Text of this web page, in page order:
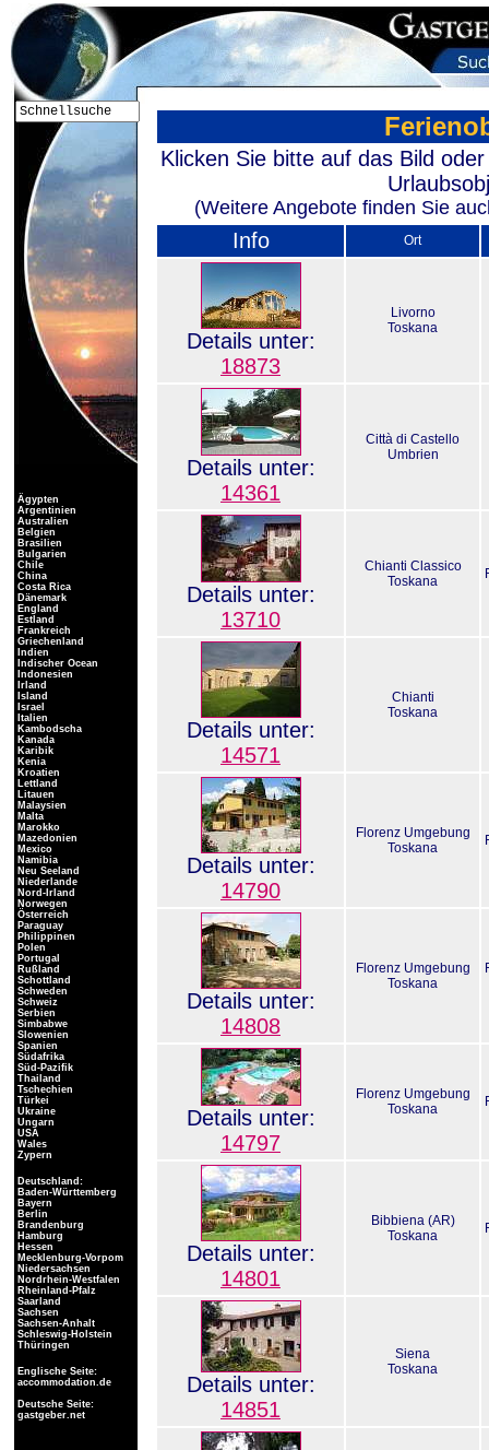
Klicken Sie bitte auf das Bild
(Weitere Angebote finden Sie
Info Ort
Details unter:
18873
Livorno
Toskana
Details unter:
14361
Città di Castello
Umbrien
Details unter:
13710
Chianti Classico
Toskana
Details unter:
14571
Chianti
Toskana
Details unter:
14790
Florenz Umgebung
Toskana
Details unter:
14808
Florenz Umgebung
Toskana
Details unter:
14797
Florenz Umgebung
Toskana
Details unter:
14801
Bibbiena (AR)
Toskana
Details unter:
14851
Siena
Toskana
Ägypten
Argentinien
Australien
Belgien
Brasilien
Bulgarien
Chile
China
Costa Rica
Dänemark
England
Estland
Frankreich
Griechenland
Indien
Indischer Ocean
Indonesien
Irland
Island
Israel
Italien
Kambodscha
Kanada
Karibik
Kenia
Kroatien
Lettland
Litauen
Malaysien
Malta
Marokko
Mazedonien
Mexico
Namibia
Neu Seeland
Niederlande
Nord-Irland
Norwegen
Österreich
Paraguay
Philippinen
Polen
Portugal
Rußland
Schottland
Schweden
Schweiz
Serbien
Simbabwe
Slowenien
Spanien
Südafrika
Süd-Pazifik
Thailand
Tschechien
Türkei
Ukraine
Ungarn
USA
Wales
Zypern
Deutschland:
Baden-Württemberg
Bayern
Berlin
Brandenburg
Hamburg
Hessen
Mecklenburg-Vorpom
Niedersachsen
Nordrhein-Westfalen
Rheinland-Pfalz
Saarland
Sachsen
Sachsen-Anhalt
Schleswig-Holstein
Thüringen
Englische Seite:
accommodation.de
Deutsche Seite:
gastgeber.net